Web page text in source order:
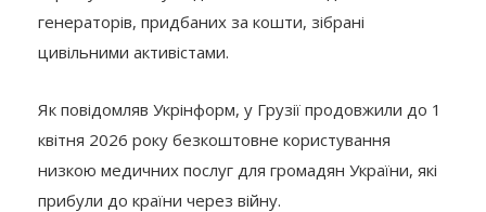
генераторів, придбаних за кошти, зібрані
цивільними активістами.
Як повідомляв Укрінформ, у Грузії продовжили до 1
квітня 2026 року безкоштовне користування
низкою медичних послуг для громадян України, які
прибули до країни через війну.